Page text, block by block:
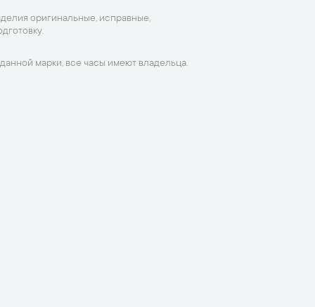
оригинальные, исправные,
марки, все часы имеют владельца.